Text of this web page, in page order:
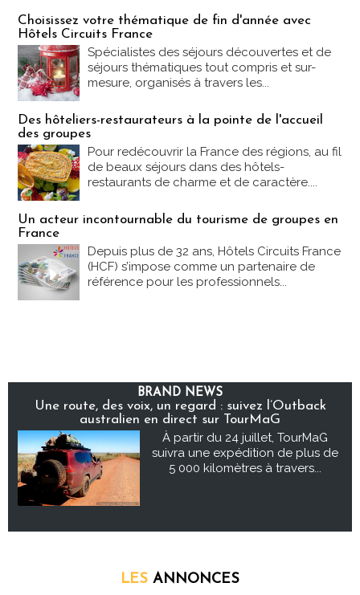
Choisissez votre thématique de fin d'année avec
Hôtels Circuits France
Spécialistes des séjours découvertes et de
séjours thématiques tout compris et sur-
mesure, organisés à travers les...
Des hôteliers-restaurateurs à la pointe de l'accueil
des groupes
Pour redécouvrir la France des régions, au fil
de beaux séjours dans des hôtels-
restaurants de charme et de caractère....
Un acteur incontournable du tourisme de groupes en
France
Depuis plus de 32 ans, Hôtels Circuits France
(HCF) s’impose comme un partenaire de
référence pour les professionnels...
BRAND NEWS
Une route, des voix, un regard : suivez l’Outback
australien en direct sur TourMaG
À partir du 24 juillet, TourMaG
suivra une expédition de plus de
5 000 kilomètres à travers...
LES ANNONCES